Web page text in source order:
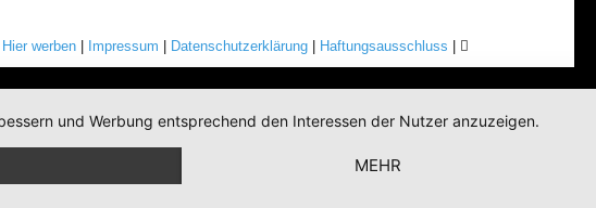
Hier werben Impressum Datenschutzerklärung Haftungsausschluss
und Werbung entsprechend den Interessen der Nutzer anzuzeigen.
MEHR